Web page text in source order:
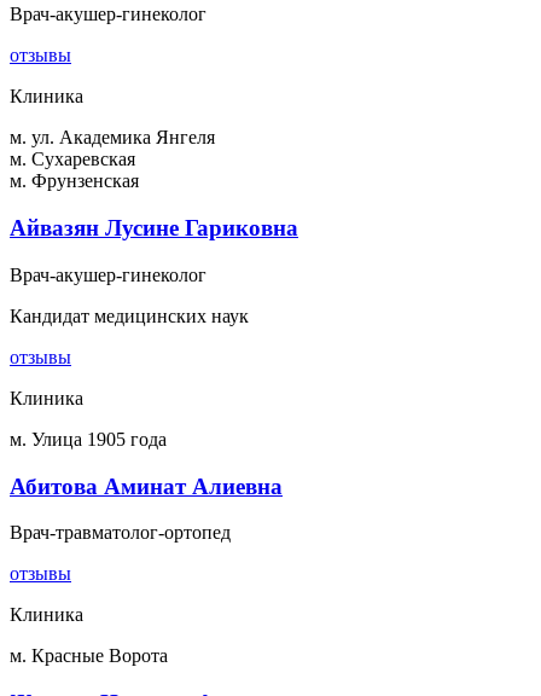
Врач-акушер-гинеколог
отзывы
Клиника
м. ул. Академика Янгеля
м. Сухаревская
м. Фрунзенская
Айвазян Лусине Гариковна
Врач-акушер-гинеколог
Кандидат медицинских наук
отзывы
Клиника
м. Улица 1905 года
Абитова Аминат Алиевна
Врач-травматолог-ортопед
отзывы
Клиника
м. Красные Ворота